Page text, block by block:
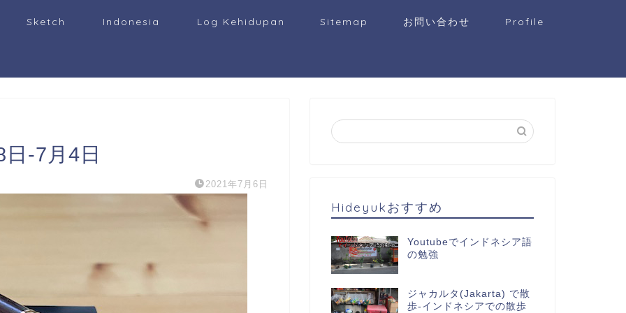
Sketch Indonesia Log Kehidupan Sitemap お問い合わせ Profile
-7月4日
2021年7月6日
Hideyukおすすめ
Youtubeでインドネシア語
の勉強
ジャカルタ(Jakarta) で散
歩-インドネシアでの散歩